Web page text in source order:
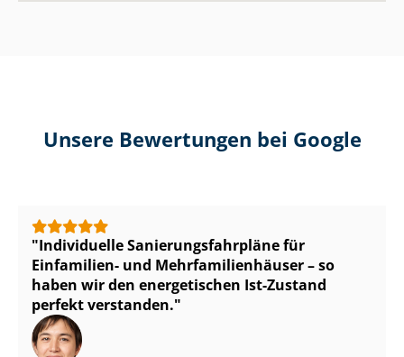
Unsere Bewertungen bei Google
Individuelle Sa­nie­rungs­fahr­plä­ne für
Einfamilien- und Mehr­fa­mi­li­en­häu­ser – so
haben wir den energetischen Ist-Zustand
perfekt verstanden.